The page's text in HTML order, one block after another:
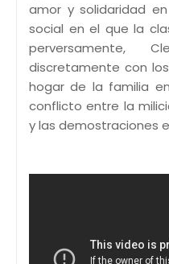
amor y solidaridad
social en el que la
perversamente,
discretamente con
hogar de la familia
conflicto entre la
y las demostraciones